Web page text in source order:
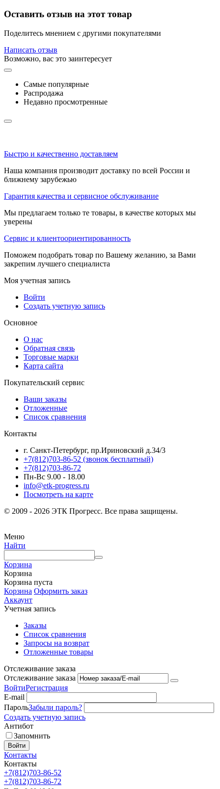
Оставить отзыв на этот товар
Поделитесь мнением с другими покупателями
Написать отзыв
Возможно, вас это заинтересует
Самые популярные
Распродажа
Недавно просмотренные
Быстро и качественно доставляем
Наша компания производит доставку по всей России и
ближнему зарубежью
Гарантия качества и сервисное обслуживание
Мы предлагаем только те товары, в качестве которых мы
уверены
Сервис и клиентоориентированность
Поможем подобрать товар по Вашему желанию, за Вами
закрепим лучшего специалиста
Моя учетная запись
Войти
Создать учетную запись
Основное
О нас
Обратная связь
Торговые марки
Карта сайта
Покупательский сервис
Ваши заказы
Отложенные
Список сравнения
Контакты
г. Санкт-Петербург, пр.Ириновский д.34/3
+7(812)703-86-52 (звонок бесплатный)
+7(812)703-86-72
Пн-Вс 9.00 - 18.00
info@etk-progress.ru
Посмотреть на карте
© 2009 - 2026 ЭТК Прогресс. Все права защищены.
Меню
Найти
Корзина
Корзина
Корзина пуста
Корзина Оформить заказ
Аккаунт
Учетная запись
Заказы
Список сравнения
Запросы на возврат
Отложенные товары
Отслеживание заказа
Отслеживание заказа
ВойтиРегистрация
E-mail
ПарольЗабыли пароль?
Создать учетную запись
Антибот
Запомнить
Войти
Контакты
Контакты
+7(812)703-86-52
+7(812)703-86-72